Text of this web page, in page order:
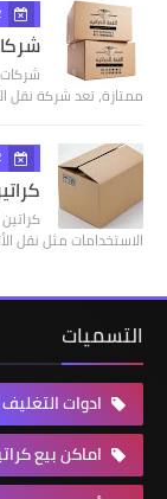
شركات
ممتازة، تعد شركة نقل
كراتين
الاستخدامات مثل نقل
التسميات
ادوات التغليف
اماكن بيع